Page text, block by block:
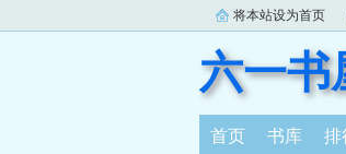
将本站设为首页
六一书
首页 书库 排